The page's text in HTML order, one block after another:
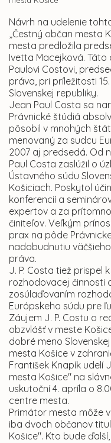
Návrh na udelenie
„Čestný občan mesta
mesta predložila
Ivetta Macejková.
Paulovi Costovi,
práva, pri príležitosti
Slovenskej republiky.
Jean Paul Costa sa
Právnické štúdiá
pôsobil v mnohých
menovaný za sudcu
2007 aj predsedá. Od
Paul Costa zaslúžil o
Ústavného súdu
Košiciach. Poskytol
konferencií a
expertov a za
činiteľov. Veľkým
prax na pôde
nadobudnutiu
práva.
J. P. Costa tiež prispel
rozhodovacej činnosti
zosúlaďovaním
Európskeho súdu pre
Záujem J. P. Costu o
obzvlášť v meste
dobré meno
mesta Košice v
František Knapík udelí
mesta Košice" na
uskutoční 4. apríla o
centre mesta.
Primátor mesta môže
iba dvoch občanov
Košice". Kto bude